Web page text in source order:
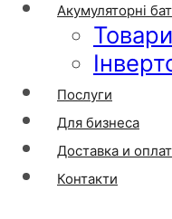
Акумуляторні
Послуги
Для бизнеса
Доставка и
Контакти